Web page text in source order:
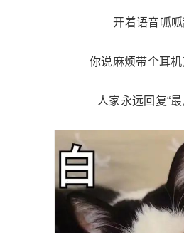
开着语音呱
你说麻烦带个耳
人家永远回复“